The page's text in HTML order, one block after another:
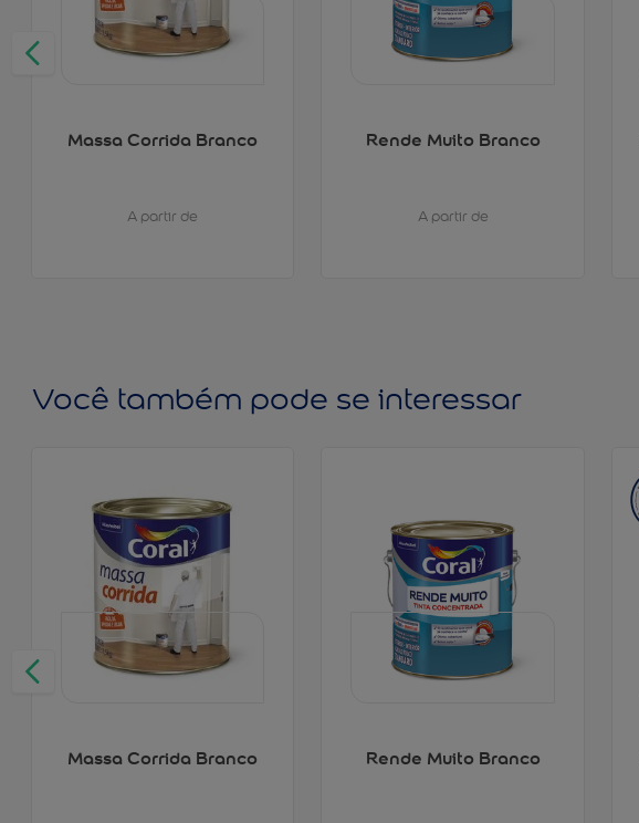
Massa Corrida Branco
A partir de
Rende Muito Branco
A partir de
Você também pode se interessar
Massa Corrida Branco Rende Muito Branco